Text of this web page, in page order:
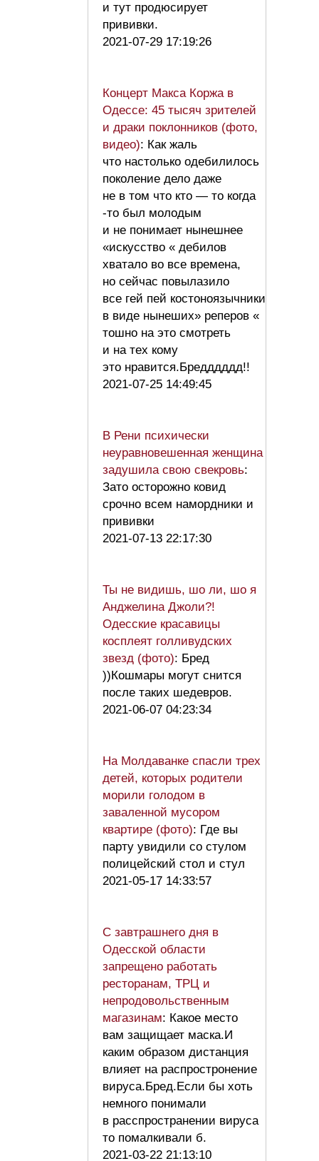
и тут продюсирует
прививки.
2021-07-29 17:19:26
Концерт Макса Коржа в
Одессе: 45 тысяч зрителей
и драки поклонников (фото,
видео): Как жаль
что настолько одебилилось
поколение дело даже
не в том что кто — то когда
-то был молодым
и не понимает нынешнее
«искусство « дебилов
хватало во все времена,
но сейчас повылазило
все гей пей костоноязычники
в виде нынеших» реперов «
тошно на это смотреть
и на тех кому
это нравится.Бредддддд!!
2021-07-25 14:49:45
В Рени психически
неуравновешенная женщина
задушила свою свекровь:
Зато осторожно ковид
срочно всем намордники и
прививки
2021-07-13 22:17:30
Ты не видишь, шо ли, шо я
Анджелина Джоли?!
Одесские красавицы
косплеят голливудских
звезд (фото): Бред
))Кошмары могут снится
после таких шедевров.
2021-06-07 04:23:34
На Молдаванке спасли трех
детей, которых родители
морили голодом в
заваленной мусором
квартире (фото): Где вы
парту увидили со стулом
полицейский стол и стул
2021-05-17 14:33:57
С завтрашнего дня в
Одесской области
запрещено работать
ресторанам, ТРЦ и
непродовольственным
магазинам: Какое место
вам защищает маска.И
каким образом дистанция
влияет на распростронение
вируса.Бред.Если бы хоть
немного понимали
в расспространении вируса
то помалкивали б.
2021-03-22 21:13:10